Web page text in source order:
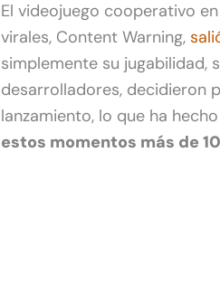
El videojuego cooperativo
virales, Content Warning,
simplemente su jugabilidad,
desarrolladores, decidieron
lanzamiento, lo que ha
estos momentos más de